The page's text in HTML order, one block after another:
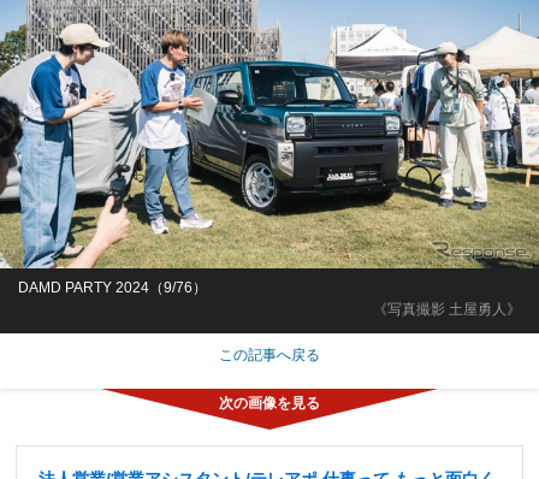
《写真撮影 土屋勇人》
DAMD PARTY 2024（9/76）
この記事へ戻る